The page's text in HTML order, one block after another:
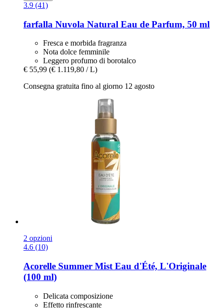
3.9 (41)
farfalla Nuvola Natural Eau de Parfum, 50 ml
Fresca e morbida fragranza
Nota dolce femminile
Leggero profumo di borotalco
€ 55,99 (€ 1.119,80 / L)
Consegna gratuita fino al giorno 12 agosto
2 opzioni
4.6 (10)
Acorelle Summer Mist Eau d'Été, L'Originale
(100 ml)
Delicata composizione
Effetto rinfrescante